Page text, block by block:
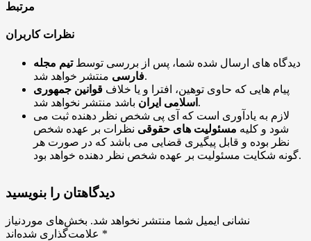
مرتبط
نظرات کاربران
دیدگاه های ارسال شده شما، پس از بررسی توسطتیم مجله
فارسیمنتشر خواهد شد.
پیام هایی که حاوی توهین، افترا و یا خلاف قوانین جمهوری
اسلامی ایران باشد منتشر نخواهد شد.
لازم به یادآوری است که آی پی شخص نظر دهنده ثبت می
شود و کلیه مسئولیت های حقوقی نظرات بر عهده شخص
نظر بوده و قابل پیگیری قضایی می باشد که در صورت هر
گونه شکایت مسئولیت بر عهده شخص نظر دهنده خواهد بود.
دیدگاهتان را بنویسید
نشانی ایمیل شما منتشر نخواهد شد. بخش‌های موردنیاز
*